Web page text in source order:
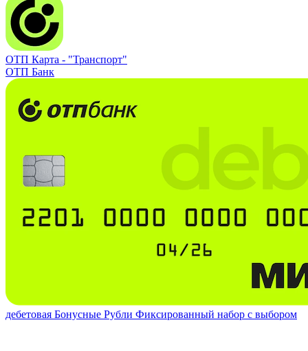
ОТП Карта - "Транспорт"
ОТП Банк
дебетовая Бонусные Рубли Фиксированный набор с выбором